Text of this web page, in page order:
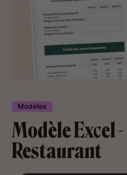
Modèles
Modèle Excel
Restaurant